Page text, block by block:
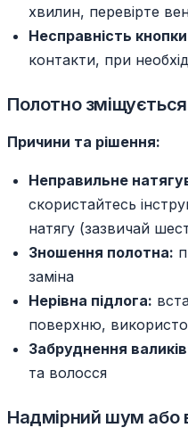
хвилин, перевірте
Несправність
контакти, при
Полотно
Причини та рішення:
Неправильне
скористайтесь
натягу (зазвичай
Зношення полотна:
заміна
Нерівна підлога:
поверхню,
Забруднення
та волосся
Надмірний шум або